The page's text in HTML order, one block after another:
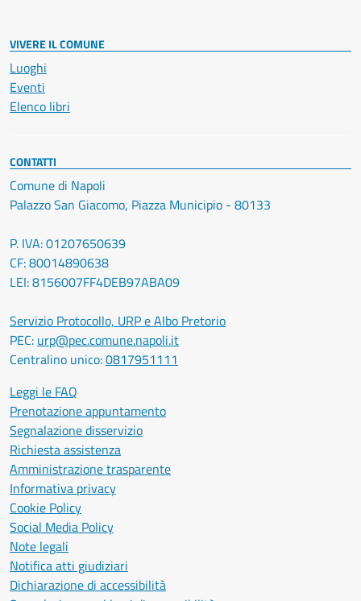
VIVERE IL COMUNE
Luoghi
Eventi
Elenco libri
CONTATTI
Comune di Napoli
Palazzo San Giacomo, Piazza Municipio - 80133
P. IVA: 01207650639
CF: 80014890638
LEI: 8156007FF4DEB97ABA09
Servizio Protocollo, URP e Albo Pretorio
PEC: urp@pec.comune.napoli.it
Centralino unico:0817951111
Leggi le FAQ
Prenotazione appuntamento
Segnalazione disservizio
Richiesta assistenza
Amministrazione trasparente
Informativa privacy
Cookie Policy
Social Media Policy
Note legali
Notifica atti giudiziari
Dichiarazione di accessibilità